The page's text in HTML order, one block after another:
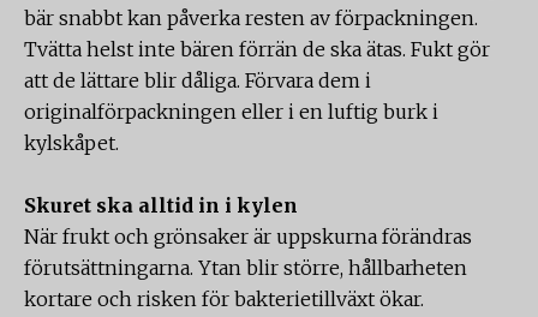
bär snabbt kan påverka resten av förpackningen.
Tvätta helst inte bären förrän de ska ätas. Fukt gör
att de lättare blir dåliga. Förvara dem i
originalförpackningen eller i en luftig burk i
kylskåpet.
Skuret ska alltid in i kylen
När frukt och grönsaker är uppskurna förändras
förutsättningarna. Ytan blir större, hållbarheten
kortare och risken för bakterietillväxt ökar.